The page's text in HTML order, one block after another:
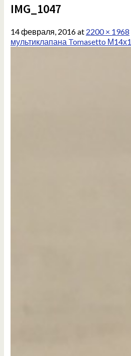
IMG_1047
14 февраля, 2016at 2200 × 1968
мультиклапана Tomasetto М14х1